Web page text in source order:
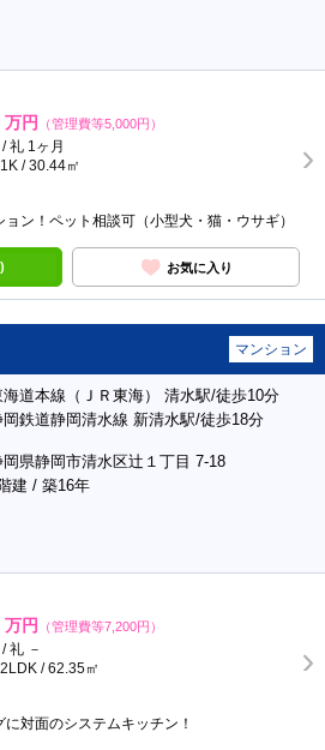
万円 （管理費等5,000円）
礼 1ヶ月
/ 30.44㎡
ン！ペット相談可（小型犬・猫・ウサギ）
お気に入り
マンション
海道本線（ＪＲ東海） 清水駅/徒歩10分
岡鉄道静岡清水線 新清水駅/徒歩18分
岡県静岡市清水区辻１丁目 7-18
建 / 築16年
万円 （管理費等7,200円）
礼 －
/ 62.35㎡
対面のシステムキッチン！